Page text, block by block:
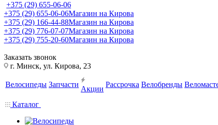
+375 (29) 655-06-06
+375 (29) 655-06-06Магазин на Кирова
+375 (29) 166-44-88Магазин на Кирова
+375 (29) 776-07-07Магазин на Кирова
+375 (29) 755-20-60Магазин на Кирова
Заказать звонок
г. Минск, ул. Кирова, 23
Велосипеды Запчасти
Акции
Рассрочка Велобренды
Каталог